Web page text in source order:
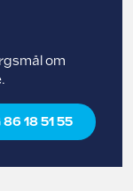
om
86 18 51 55